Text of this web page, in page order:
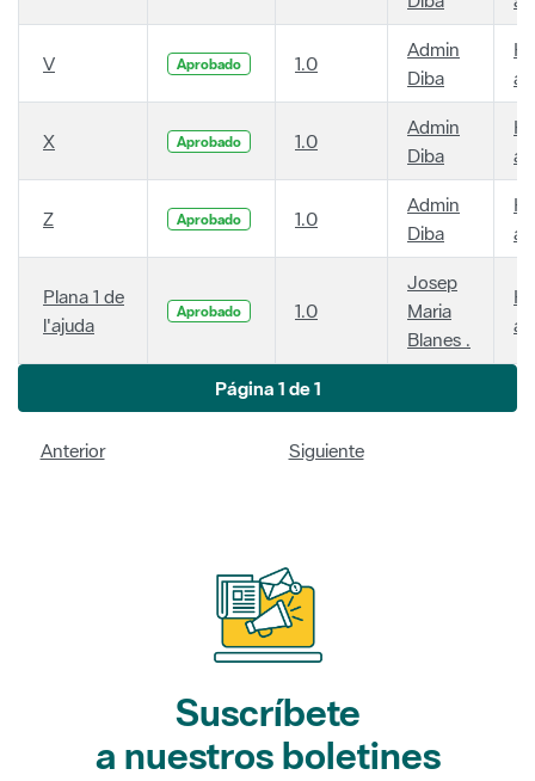
V Aprobado 1.0
Admin
Diba
X Aprobado 1.0
Admin
Diba
Z Aprobado 1.0
Admin
Diba
Plana 1 de
l'ajuda
Aprobado 1.0
Josep
Maria
Blanes .
Página 1 de 1
Anterior Siguiente
Suscríbete
a nuestros boletines